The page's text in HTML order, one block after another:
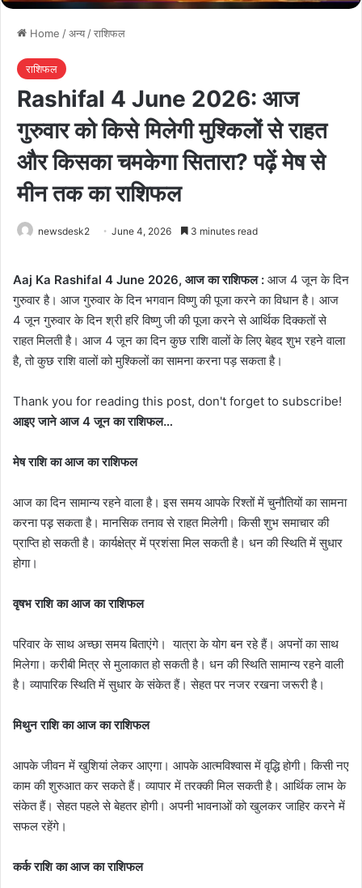
Home /अन्य /राशिफल
राशिफल
Rashifal 4 June 2026: आज
गुरुवार को किसे मिलेगी मुश्किलों से राहत
और किसका चमकेगा सितारा? पढ़ें मेष से
मीन तक का राशिफल
newsdesk2 June 4, 2026 3 minutes read
Aaj Ka Rashifal 4 June 2026, आज का राशिफल : आज 4 जून के दिन
गुरुवार है। आज गुरुवार के दिन भगवान विष्णु की पूजा करने का विधान है। आज
4 जून गुरुवार के दिन श्री हरि विष्णु जी की पूजा करने से आर्थिक दिक्कतों से
राहत मिलती है। आज 4 जून का दिन कुछ राशि वालों के लिए बेहद शुभ रहने वाला
है, तो कुछ राशि वालों को मुश्किलों का सामना करना पड़ सकता है।
Thank you for reading this post, don't forget to subscribe!
आइए जाने आज 4 जून का राशिफल…
मेष राशि का आज का राशिफल
आज का दिन सामान्य रहने वाला है। इस समय आपके रिश्तों में चुनौतियों का सामना
करना पड़़ सकता है। मानसिक तनाव से राहत मिलेगी। किसी शुभ समाचार की
प्राप्ति हो सकती है। कार्यक्षेत्र में प्रशंसा मिल सकती है। धन की स्थिति में सुधार
होगा।
वृषभ राशि का आज का राशिफल
परिवार के साथ अच्छा समय बिताएंगे।यात्राके योग बन रहे हैं। अपनों का साथ
मिलेगा। करीबी मित्र से मुलाकात हो सकती है। धन की स्थिति सामान्य रहने वाली
है। व्यापारिक स्थिति में सुधार के संकेत हैं। सेहत पर नजर रखना जरूरी है।
मिथुन राशि का आज का राशिफल
आपके जीवन में खुशियां लेकर आएगा। आपके आत्मविश्वास में वृद्धि होगी। किसी नए
काम की शुरुआत कर सकते हैं। व्यापार में तरक्की मिल सकती है। आर्थिक लाभ के
संकेत हैं। सेहत पहले से बेहतर होगी। अपनी भावनाओं को खुलकर जाहिर करने में
सफल रहेंगे।
कर्क राशि का आज का राशिफल